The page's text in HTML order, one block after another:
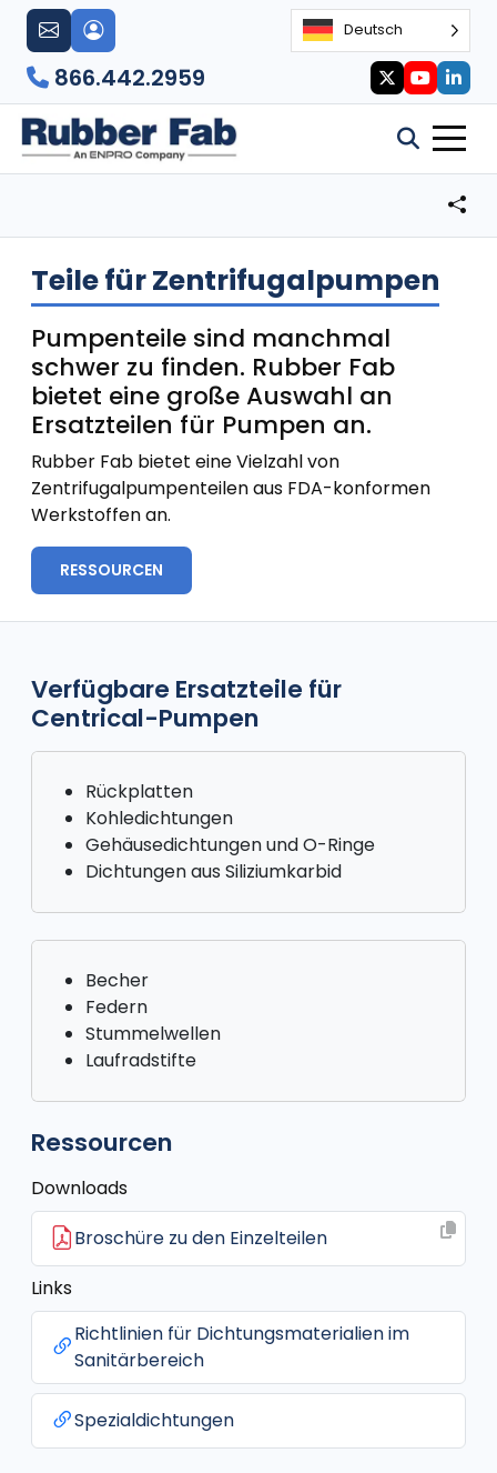
Deutsch
866.442.2959
Teile für Zentrifugalpumpen
Pumpenteile sind manchmal
schwer zu finden. Rubber Fab
bietet eine große Auswahl an
Ersatzteilen für Pumpen an.
Rubber Fab bietet eine Vielzahl von
Zentrifugalpumpenteilen aus FDA-konformen
Werkstoffen an.
RESSOURCEN
Verfügbare Ersatzteile für
Centrical-Pumpen
Rückplatten
Kohledichtungen
Gehäusedichtungen und O-Ringe
Dichtungen aus Siliziumkarbid
Becher
Federn
Stummelwellen
Laufradstifte
Ressourcen
Downloads
Broschüre zu den Einzelteilen
Links
Richtlinien für Dichtungsmaterialien im
Sanitärbereich
Spezialdichtungen